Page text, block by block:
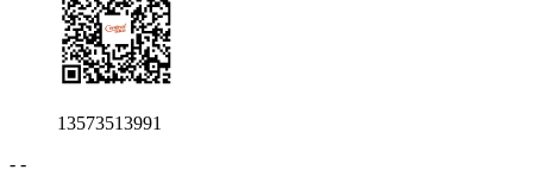
13573513991
- -